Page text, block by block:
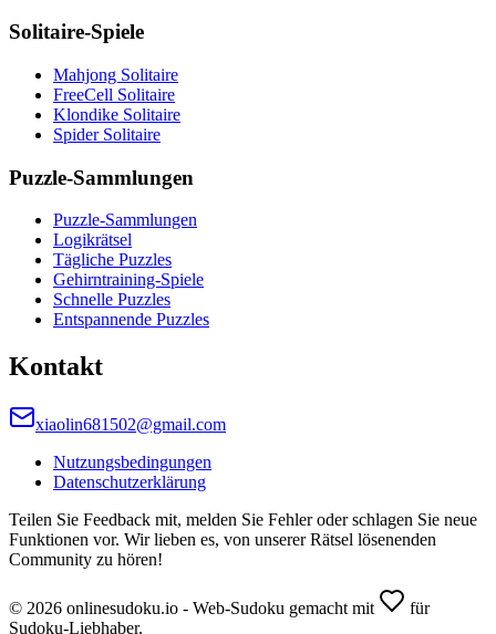
Solitaire-Spiele
Mahjong Solitaire
FreeCell Solitaire
Klondike Solitaire
Spider Solitaire
Puzzle-Sammlungen
Puzzle-Sammlungen
Logikrätsel
Tägliche Puzzles
Gehirntraining-Spiele
Schnelle Puzzles
Entspannende Puzzles
Kontakt
xiaolin681502@gmail.com
Nutzungsbedingungen
Datenschutzerklärung
Teilen Sie Feedback mit, melden Sie Fehler oder schlagen Sie neue
Funktionen vor. Wir lieben es, von unserer Rätsel lösenenden
Community zu hören!
© 2026 onlinesudoku.io - Web-Sudoku gemacht mit
für
Sudoku-Liebhaber.